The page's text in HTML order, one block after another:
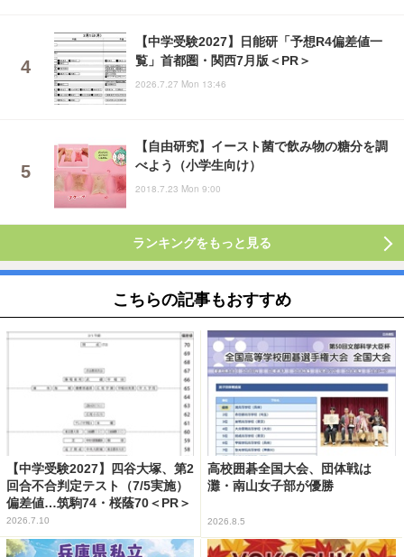
【中学受験2027】日能研「予想R4偏差値一
覧」首都圏・関西7月版＜PR＞
2026.7.27 Mon 13:46
【自由研究】イースト菌で飲み物の糖分を調
べよう（小学生向け）
2018.7.23 Mon 9:00
ランキングをもっと見る
こちらの記事もおすすめ
【中学受験2027】四谷大塚、第2
回合不合判定テスト（7/5実施）
偏差値…筑駒74・桜蔭70＜PR＞
2026.7.10
高校囲碁全国大会、団体戦は
灘・南山女子部が優勝
2026.8.5